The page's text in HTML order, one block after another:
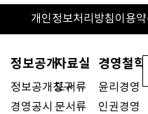
개인정보처리방침이용
정보공개
정보공개청구
경영공시
자료실
도서류
문서류
경영철학
윤리경영
인권경영